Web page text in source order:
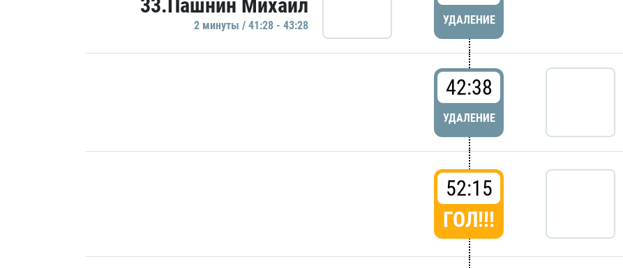
33.Пашнин Михаил
2 минуты / 41:28 - 43:28 УДАЛЕНИЕ
42:38
УДАЛЕНИЕ
52:15
ГОЛ!!!